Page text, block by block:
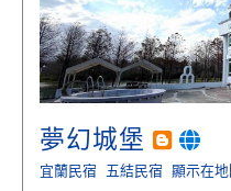
夢幻城堡
宜蘭民宿 五結民宿 顯示在地